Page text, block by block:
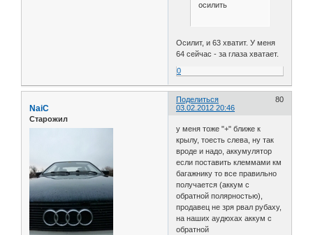
осилить
Осилит, и 63 хватит. У меня
64 сейчас - за глаза хватает.
0
Поделиться
80
03.02.2012 20:46
NaiC
Старожил
у меня тоже "+" ближе к
крылу, тоесть слева, ну так
вроде и надо, аккумулятор
если поставить клеммами км
багажнику то все правильно
получается (аккум с
обратной полярностью),
продавец не зря рвал рубаху,
на наших аудюхах аккум с
обратной